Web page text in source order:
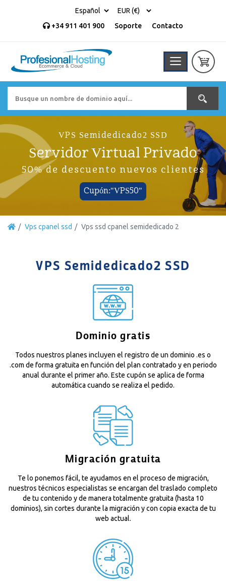
+34 911 401 900 Soporte Contacto
VPS Semidedicado2 SSD
Servidor Virtual Privado
50% de descuento nuevos clientes
Cupón:"VPS50"
Vps cpanel ssd Vps ssd cpanel semidedicado 2
VPS Semidedicado2 SSD
Dominio gratis
Todos nuestros planes incluyen el registro de un dominio .es o
.com de forma gratuita en función del plan contratado y en periodo
anual durante el primer año. Este cupón se aplica de forma
automática cuando se realiza el pedido.
Migración gratuita
Te lo ponemos fácil, te ayudamos en el proceso de migración,
nuestros técnicos especialistas se encargan del traslado completo
de tu contenido y de manera totalmente gratuita (hasta 10
dominios), sin cortes durante la migración y con copia exacta de tu
web actual.